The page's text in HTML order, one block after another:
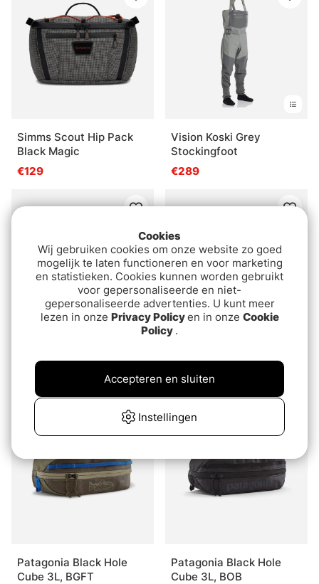
Simms Scout Hip Pack
Black Magic
€129
Vision Koski Grey
Stockingfoot
€289
Cube 3L, SMRE
Cube 6L, BOB
€50
Patagonia Black Hole
Cube 3L, BGFT
Patagonia Black Hole
Cube 3L, BOB
Cookies
Wij gebruiken cookies om onze website zo goed
mogelijk te laten functioneren en voor marketing
en statistieken. Cookies kunnen worden gebruikt
voor gepersonaliseerde en niet-
gepersonaliseerde advertenties. U kunt meer
lezen in onze Privacy Policyen in onze Cookie
Policy .
Instellingen
Accepteren en sluiten